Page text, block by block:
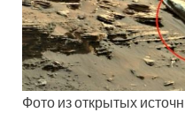
Фото из открытых